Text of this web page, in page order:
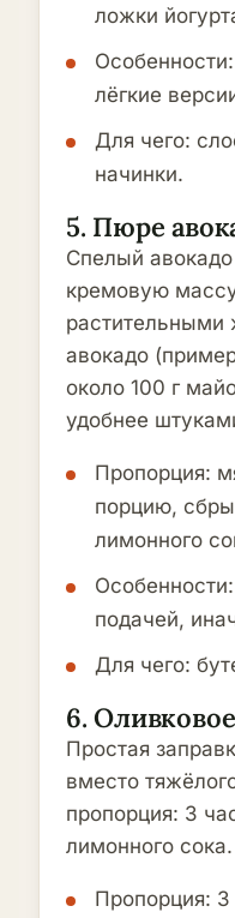
ложки
лёгкие
Для чего:
начинки.
5. Пюре
Спелый
кремовую
растительными
авокадо
около 100 г
удобнее
Пропорция:
порцию,
лимонного
подачей,
Для чего:
6.
Простая
вместо
пропорция: 3
лимонного сока.
Пропорция: 3